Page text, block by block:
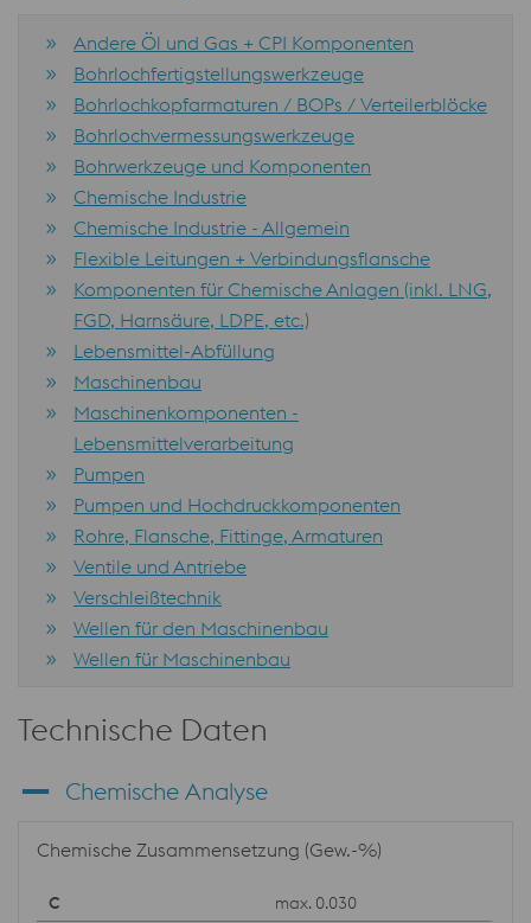
Andere Öl und Gas + CPI Komponenten
Bohrlochfertigstellungswerkzeuge
Bohrlochkopfarmaturen / BOPs / Verteilerblöcke
Bohrlochvermessungswerkzeuge
Bohrwerkzeuge und Komponenten
Chemische Industrie
Chemische Industrie - Allgemein
Flexible Leitungen + Verbindungsflansche
Komponenten für Chemische Anlagen (inkl. LNG,
FGD, Harnsäure, LDPE, etc.)
Lebensmittel-Abfüllung
Maschinenbau
Maschinenkomponenten -
Lebensmittelverarbeitung
Pumpen
Pumpen und Hochdruckkomponenten
Rohre, Flansche, Fittinge, Armaturen
Ventile und Antriebe
Verschleißtechnik
Wellen für den Maschinenbau
Wellen für Maschinenbau
Technische Daten
Chemische Analyse
Chemische Zusammensetzung (Gew.-%)
max. 0.030